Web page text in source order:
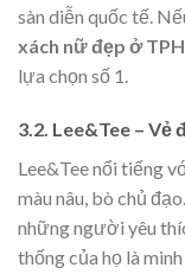
sàn diễn quốc tế.
xách nữ đẹp ở
lựa chọn số 1.
3.2. Lee&Tee – Vẻ
Lee&Tee nổi tiếng
màu nâu, bò chủ
những người yêu
thống của họ là